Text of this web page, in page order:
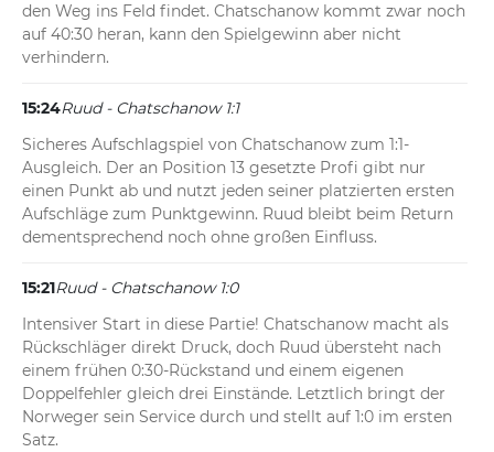
den Weg ins Feld findet. Chatschanow kommt zwar noch
auf 40:30 heran, kann den Spielgewinn aber nicht
verhindern.
15:24Ruud - Chatschanow 1:1
Sicheres Aufschlagspiel von Chatschanow zum 1:1-
Ausgleich. Der an Position 13 gesetzte Profi gibt nur
einen Punkt ab und nutzt jeden seiner platzierten ersten
Aufschläge zum Punktgewinn. Ruud bleibt beim Return
dementsprechend noch ohne großen Einfluss.
15:21Ruud - Chatschanow 1:0
Intensiver Start in diese Partie! Chatschanow macht als
Rückschläger direkt Druck, doch Ruud übersteht nach
einem frühen 0:30-Rückstand und einem eigenen
Doppelfehler gleich drei Einstände. Letztlich bringt der
Norweger sein Service durch und stellt auf 1:0 im ersten
Satz.